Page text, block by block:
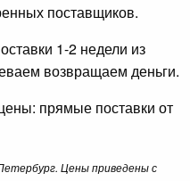
поставщиков.
1-2 недели из
возвращаем деньги.
прямые поставки от
Цены приведены с